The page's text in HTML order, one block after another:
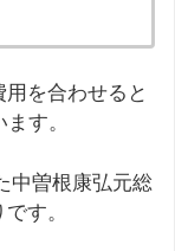
を合わせると
す。
中曽根康弘元総
す。